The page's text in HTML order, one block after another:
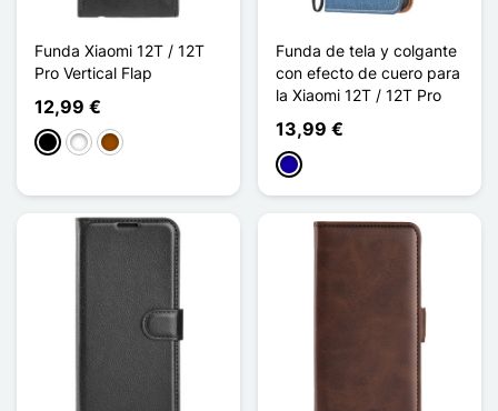
Funda Xiaomi 12T / 12T
Pro Vertical Flap
12,99 €
NegroBlancoMarrón
Funda de tela y colgante
con efecto de cuero para
la Xiaomi 12T / 12T Pro
13,99 €
Azul oscuro